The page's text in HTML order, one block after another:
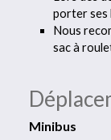
porter ses
Nous
sac à
Minibus